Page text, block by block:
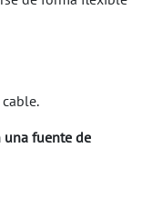
fuente de